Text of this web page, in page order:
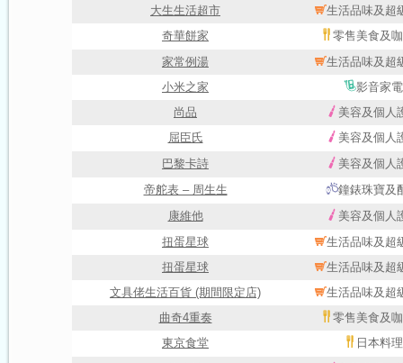
大生生活超市
生活品味及超
奇華餅家
零售美食及
家常例湯
生活品味及超
小米之家
影音家電
尚品
美容及個人
屈臣氏
美容及個人
巴黎卡詩
美容及個人
帝舵表 – 周生生
鐘錶珠寶及
康維他
美容及個人
扭蛋星球
生活品味及超
扭蛋星球
生活品味及超
文具佬生活百貨 (期間限定店)
生活品味及超
曲奇4重奏
零售美食及
東京食堂
日本料理